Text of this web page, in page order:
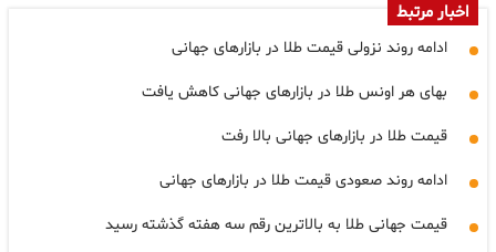
اخبار مرتبط
ادامه روند نزولی قیمت طلا در بازارهای جهانی
بهای هر اونس طلا در بازارهای جهانی کاهش یافت
قیمت طلا در بازارهای جهانی بالا رفت
ادامه روند صعودی قیمت طلا در بازارهای جهانی
قیمت جهانی طلا به بالاترین رقم سه هفته گذشته رسید